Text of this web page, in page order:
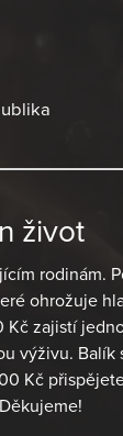
život
rodinám.
ohrožuje
Kč zajistí
výživu.
Kč